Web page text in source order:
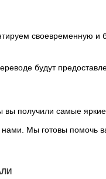
своевременную
будут
получили самые
нами. Мы готовы